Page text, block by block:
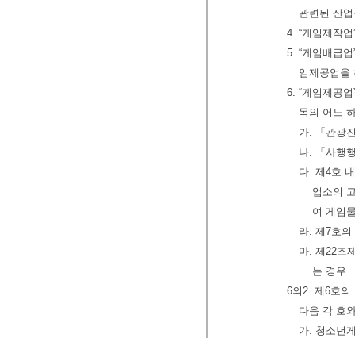
관련된 산
4. “게임제작
5. “게임배급
임제공업을
6. “게임제공
목의 어느
가. 「관광
나. 「사행
다. 제4호
업소의
여 게임
라. 제7호
마. 제22조
는 경우
6의2. 제6호의
다음 각 호
가. 청소년